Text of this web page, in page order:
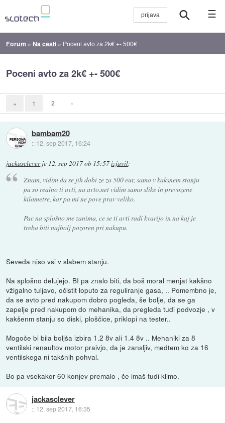
☰
Forum » Na cesti » Poceni avto za 2k€ +- 500€
Poceni avto za 2k€ +- 500€
« 1 2 »
bambam20
:: 12. sep 2017, 16:24
jackascleverje 12. sep 2017 ob 15:57izjavil:
Znam, vidim da se jih dobi ze za 500 eur, samo v kaksnem stanju
pa so realno ti avti, na avto.net vidim samo slike in prevozene
kilometre, kar pa mi ne pove prav veliko.
Pac na splošno me zanima, ce se ti avti radi kvarijo in na kaj je
treba biti najbolj pozoren pri nakupu.
Seveda niso vsi v slabem stanju.
Na splošno delujejo. BI pa znalo biti, da boš moral menjat kakšno
vžigalno tuljavo, očistit loputo za reguliranje gasa, .. Pomembno je,
da se avto pred nakupom dobro pogleda, še bolje, da se ga
zapelje pred nakupom do mehanika, da pregleda tudi podvozje , v
kakšenm stanju so diski, ploščice, priklopi na tester..
Mogoče bi bila boljša izbira 1.2 8v ali 1.4 8v .. Mehaniki za 8
ventilski renaultov motor praivjo, da je zansljiv, medtem ko za 16
ventilskega ni takšnih pohval.
Bo pa vsekakor 60 konjev premalo , če imaš tudi klimo.
jackasclever
:: 12. sep 2017, 16:35